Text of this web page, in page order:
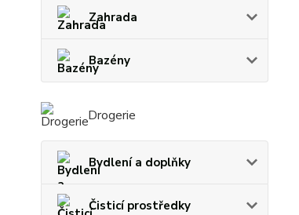
Zahrada
Bazény
Drogerie
Bydlení a doplňky
Čisticí prostředky